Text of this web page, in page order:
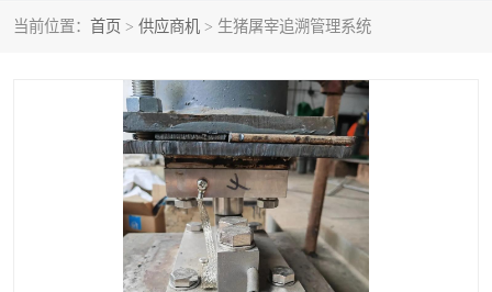
当前位置： 首页 > 供应商机 > 生猪屠宰追溯管理系统
屠宰轨道秤 检重秤
移动源环保门禁电子台账